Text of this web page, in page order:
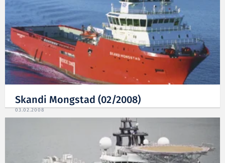
Skandi Mongstad (02/2008)
03.02.2008